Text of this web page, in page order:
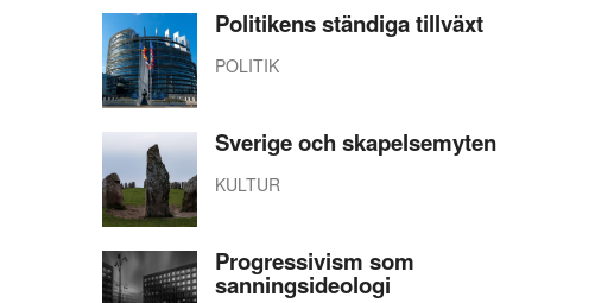
Politikens ständiga tillväxt
POLITIK
Sverige och skapelsemyten
KULTUR
Progressivism som
sanningsideologi